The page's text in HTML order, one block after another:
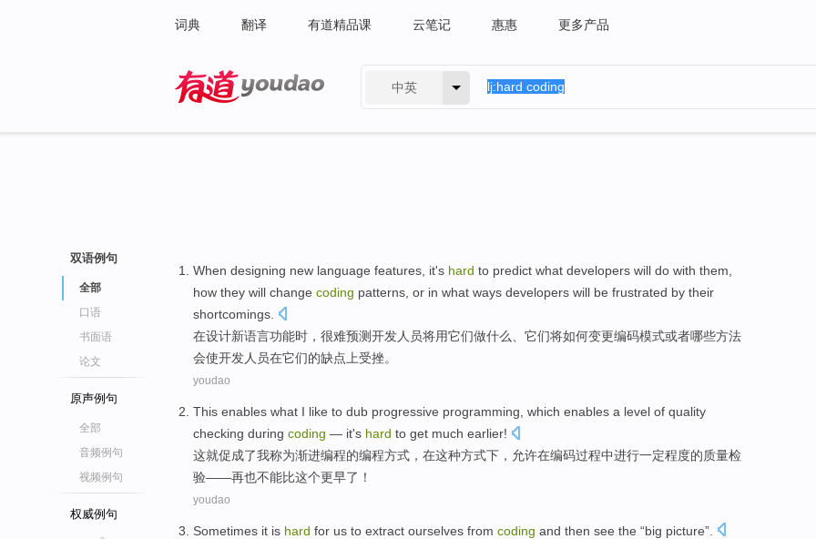
词典 翻译 有道精品课 云笔记 惠惠 更多产品
中英
双语例句
全部
口语
书面语
论文
原声例句
全部
音频例句
视频例句
权威例句
When designing new language features it's hard to predict what developers will do with them
how they will change coding patterns or in what ways developers will be frustrated by their
shortcomings
在设计新语言功能时， 很难预测开发人员将用它们做什么 它们将如何变更编码模式或者哪些方法
会使开发人员在它们的缺点上受挫。
youdao
This enables what I like to dub progressive programming which enables a level of quality
checking during coding — it's hard to get much earlier!
这就促成了我称为渐进编程的编程方式， 在这种方式下， 允许在编码过程中进行一定程度的质量检
验——再也不能比这个更早了！
youdao
Sometimes it is hard for us to extract ourselves from coding and then see the “big picture”.